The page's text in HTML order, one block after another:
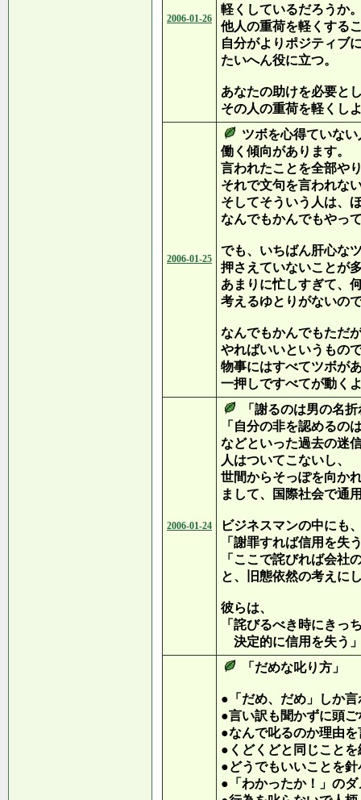
2006-01-26
軽くしているだろうか
他人の重荷を軽くする
自分がよりポジティブ
たいへん役に立つ。
あなたの助けを必要と
その人の重荷を軽くし
2006-01-25
ツボを心得ていな
働く傾向があります。
言われたことを全部や
それで文句を言われな
そしてそういう人は、
なんでもかんでもやっ
でも、いちばん肝心な
押さえていないことが
あまりに忙しすぎて、
考えるゆとりがないの
なんでもかんでもただ
やればいいというもの
物事にはすべてツボが
一押しですべてが動く
2006-01-24
「謝るのは男の名折
「自分の非を認めるの
などといった過去の迷
人はついてこないし、
世間からそっぽを向か
まして、国際社会で通
ビジネスマンの中にも
「謝罪すれば信用を失
「ここで詫びれば会社
と、旧態依然の考えに
彼らは、
「詫びるべき時にきっ
決定的に信用を失う
「だめな叱り方」
●「だめ、だめ」しか言
●言い訳も聞かずに頭
●なんで叱るのか理由を
●くどくどと同じことを
●どうでもいいことを
●「わかったか！」の